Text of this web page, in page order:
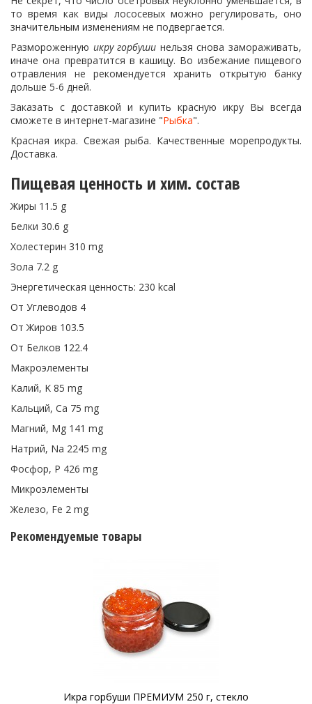
то время как виды лососевых можно регулировать, оно
значительным изменениям не подвергается.
Размороженную икру горбуши нельзя снова замораживать,
иначе она превратится в кашицу. Во избежание пищевого
отравления не рекомендуется хранить открытую банку
дольше 5-6 дней.
Заказать с доставкой и купить красную икру Вы всегда
сможете в интернет-магазине "Рыбка".
Красная икра. Свежая рыба. Качественные морепродукты.
Доставка.
Пищевая ценность и хим. состав
Жиры 11.5 g
Белки 30.6 g
Холестерин 310 mg
Зола 7.2 g
Энергетическая ценность: 230 kcal
От Углеводов 4
От Жиров 103.5
От Белков 122.4
Макроэлементы
Калий, K 85 mg
Кальций, Ca 75 mg
Магний, Mg 141 mg
Натрий, Na 2245 mg
Фосфор, P 426 mg
Микроэлементы
Железо, Fe 2 mg
Рекомендуемые товары
Икра горбуши ПРЕМИУМ 250 г, стекло